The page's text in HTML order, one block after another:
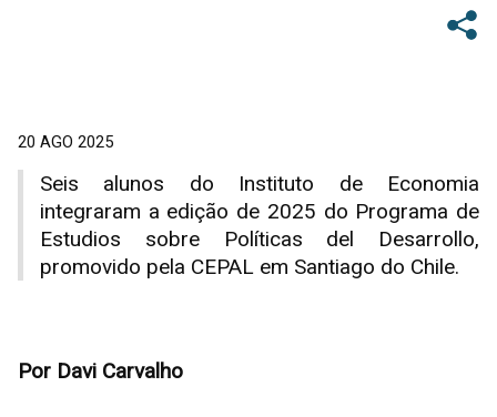
20 AGO 2025
Seis alunos do Instituto de Economia
integraram a edição de 2025 do Programa de
Estudios sobre Políticas del Desarrollo,
promovido pela CEPAL em Santiago do Chile.
Por Davi Carvalho